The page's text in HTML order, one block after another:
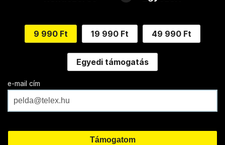
9 990 Ft 19 990 Ft 49 990 Ft
Egyedi támogatás
e-mail cím